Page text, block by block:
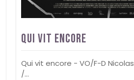
Qui vit encore
Qui vit encore - VO/F-D
/…